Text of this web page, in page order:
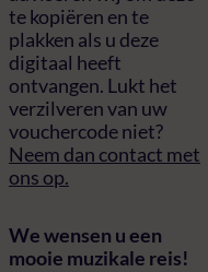
te kopiëren en te
plakken als u deze
digitaal heeft
ontvangen. Lukt het
verzilveren van uw
vouchercode niet?
Neem dan contact met
ons op.
We wensen u een
mooie muzikale reis!